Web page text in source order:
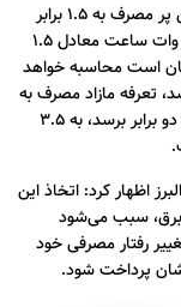
وی ادامه داد: بر این اساس، اگر مصرف برق مشترکین پر مصرف به ۱.۵ برابر
الگو برسد، مصرف مازاد بر الگوی آن ها برای هر کیلو وات ساعت معادل ۱.۵
تامین برق پایه که در حال حاضر ۳۰۰ تومان است محاسبه خواهد
تعرفه مازاد مصرف به
۲.۵ برابر بهای هزینه تامین برق پایه و اگر به بیش از دو برابر برسد، به ۳.۵
اظهار کرد: اتخاذ این
برق، سبب می‌شود
رفتار مصرفی خود
پرداخت شود.